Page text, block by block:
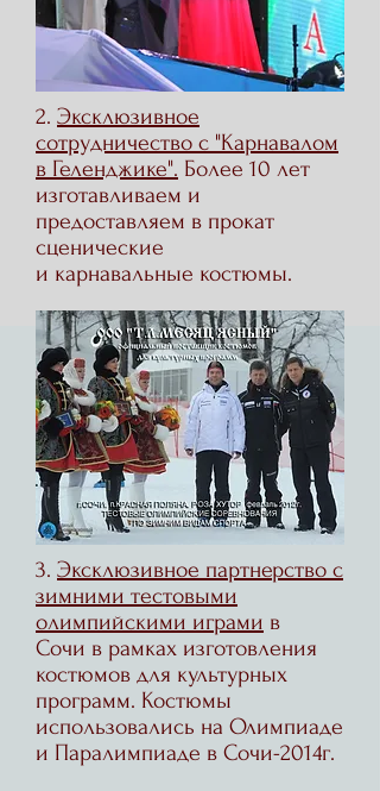
2. Эксклюзивное
сотрудничество с "Карнавалом
в Геленджике". Более 10 лет
изготавливаем и
предоставляем в прокат
сценические
и карнавальные костюмы.
3. Эксклюзивное партнерство с
зимними тестовыми
олимпийскими играми в
Сочи в рамках изготовления
костюмов для культурных
программ. Костюмы
использовались на Олимпиаде
и Паралимпиаде в Сочи-2014г.